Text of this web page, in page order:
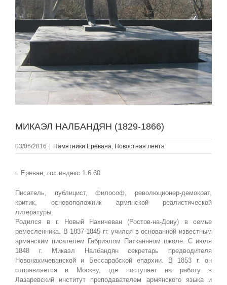
МИКАЭЛ НАЛБАНДЯН (1829-1866)
03/06/2016 Памятники Еревана, Новостная лента
г. Ереван, гос.индекс 1.6.60
Писатель, публицист, философ, революционер-демократ,
критик, основоположник армянской реалистической
литературы.
Родился в г. Новый Нахичеван (Ростов-на-Дону) в семье
ремесленника. В 1837-1845 гг. учился в основанной известным
армянским писателем Габриэлом Патканяном школе. С июля
1848 г. Микаэл Налбандян секретарь предводителя
Новонахичеванской и Бессарабской епархии. В 1853 г. он
отправляется в Москву, где поступает на работу в
Лазаревский институт преподавателем армянского языка и